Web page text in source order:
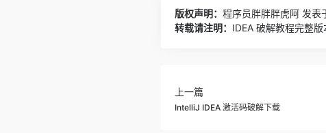
版权声明： 程序员胖胖胖虎阿 发表
转载请注明： IDEA 破解教程完整
上一篇
IntelliJ IDEA 激活码破解下载